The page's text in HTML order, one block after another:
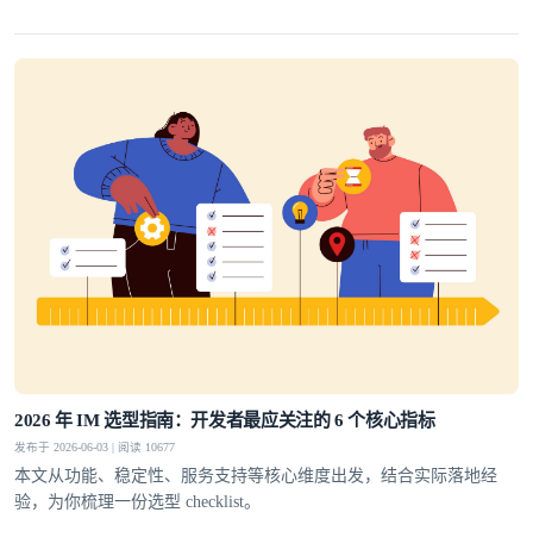
2026 年 IM 选型指南：开发者最应关注的 6 个核心指标
发布于 2026-06-03 | 阅读 10677
本文从功能、稳定性、服务支持等核心维度出发，结合实际落地经
验，为你梳理一份选型 checklist。